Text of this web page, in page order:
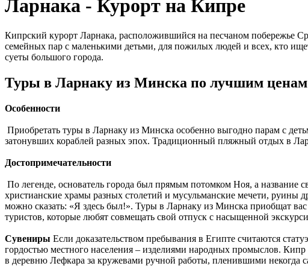
Ларнака - Курорт на Кипре
Кипрский курорт Ларнака, расположившийся на песчаном побережье
семейных пар с маленькими детьми, для пожилых людей и всех, кто
суеты большого города.
Туры в Ларнаку из Минска по лучшим ценам
Особенности
Приобретать туры в Ларнаку из Минска особенно выгодно парам с
затонувших кораблей разных эпох. Традиционный пляжный отдых в
Достопримечательности
По легенде, основатель города был прямым потомком Ноя, а название
христианские храмы разных столетий и мусульманские мечети, руины
можно сказать: «Я здесь был!». Туры в Ларнаку из Минска приобщат
туристов, которые любят совмещать свой отпуск с насыщенной
Сувениры Если доказательством пребывания в Египте считаются
гордостью местного населения – изделиями народных промыслов.
в деревню Лефкара за кружевами ручной работы, пленившими некогда